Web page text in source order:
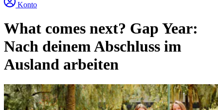
Konto
What comes next? Gap Year:
Nach deinem Abschluss im
Ausland arbeiten